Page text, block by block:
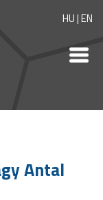
HU|EN
Antal